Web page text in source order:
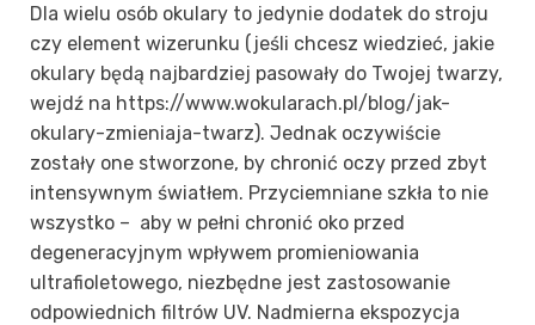
Dla wielu osób okulary to jedynie dodatek do stroju
czy element wizerunku (jeśli chcesz wiedzieć, jakie
okulary będą najbardziej pasowały do Twojej twarzy,
wejdź na https://www.wokularach.pl/blog/jak-
okulary-zmieniaja-twarz). Jednak oczywiście
zostały one stworzone, by chronić oczy przed zbyt
intensywnym światłem. Przyciemniane szkła to nie
wszystko – aby w pełni chronić oko przed
degeneracyjnym wpływem promieniowania
ultrafioletowego, niezbędne jest zastosowanie
odpowiednich filtrów UV. Nadmierna ekspozycja